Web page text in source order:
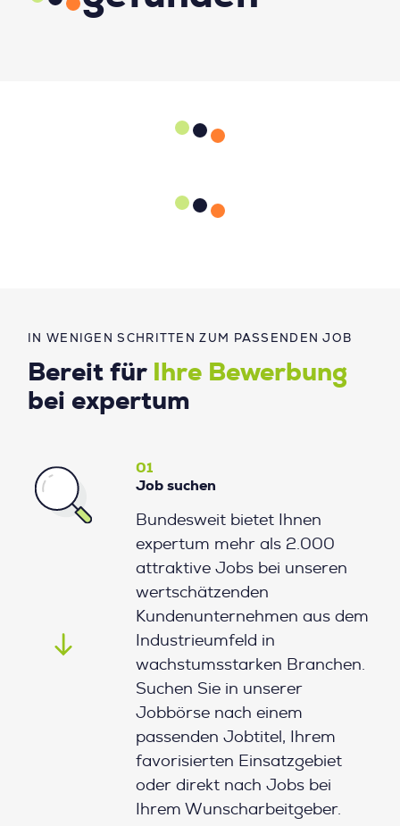
IN WENIGEN SCHRITTEN ZUM PASSENDEN JOB
Bereit für
Ihre Bewerbung
bei expertum
01
Job suchen
Bundesweit bietet Ihnen
expertum mehr als 2.000
attraktive Jobs bei unseren
wertschätzenden
Kundenunternehmen aus dem
Industrieumfeld in
wachstumsstarken Branchen.
Suchen Sie in unserer
Jobbörse nach einem
passenden Jobtitel, Ihrem
favorisierten Einsatzgebiet
oder direkt nach Jobs bei
Ihrem Wunscharbeitgeber.